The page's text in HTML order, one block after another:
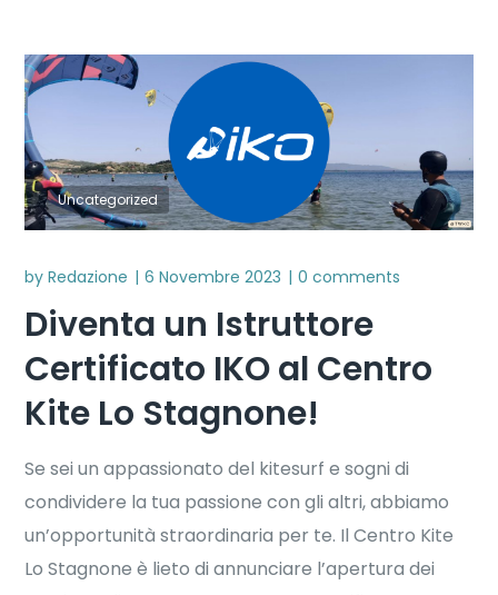
Uncategorized
byRedazione 6 Novembre 2023 0 comments
Diventa un Istruttore
Certificato IKO al Centro
Kite Lo Stagnone!
Se sei un appassionato del kitesurf e sogni di
condividere la tua passione con gli altri, abbiamo
un’opportunità straordinaria per te. Il Centro Kite
Lo Stagnone è lieto di annunciare l’apertura dei